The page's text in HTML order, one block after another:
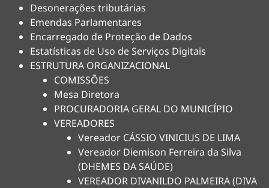
Desonerações tributárias
Emendas Parlamentares
Encarregado de Proteção de Dados
Estatísticas de Uso de Serviços Digitais
ESTRUTURA ORGANIZACIONAL
COMISSÕES
Mesa Diretora
PROCURADORIA GERAL DO MUNICÍPIO
VEREADORES
Vereador CÁSSIO VINICIUS DE LIMA
Vereador Diemison Ferreira da Silva
(DHEMES DA SAÚDE)
VEREADOR DIVANILDO PALMEIRA (DIVA